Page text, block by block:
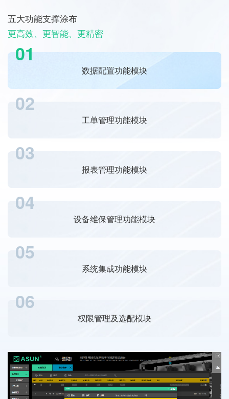
五大功能支撑涂布
更高效、更智能、更精密
数据配置功能模块
01
工单管理功能模块
02
报表管理功能模块
03
设备维保管理功能模块
04
系统集成功能模块
05
权限管理及选配模块
06